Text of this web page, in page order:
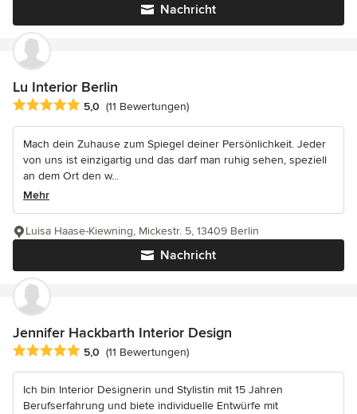
Nachricht
Lu Interior Berlin
Durchschnittliche Bewertung: 5 von 5 Sternen
5,0 (11 Bewertungen)
Mach dein Zuhause zum Spiegel deiner Persönlichkeit. Jeder
von uns ist einzigartig und das darf man ruhig sehen, speziell
an dem Ort den w...
Mehr
Nachricht
Luisa Haase-Kiewning, Mickestr. 5, 13409 Berlin
Jennifer Hackbarth Interior Design
Durchschnittliche Bewertung: 5 von 5 Sternen
5,0 (11 Bewertungen)
Ich bin Interior Designerin und Stylistin mit 15 Jahren
Berufserfahrung und biete individuelle Entwürfe mit